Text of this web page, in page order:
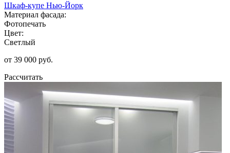
Шкаф-купе Нью-Йорк
Материал фасада:
Фотопечать
Цвет:
Светлый
от 39 000 руб.
Рассчитать